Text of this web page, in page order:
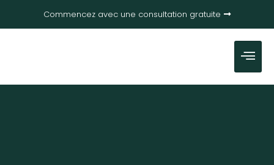
Commencez avec une consultation gratuite